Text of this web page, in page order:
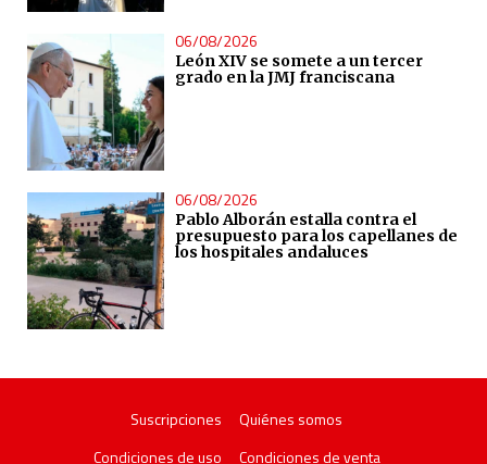
06/08/2026
León XIV se somete a un tercer
grado en la JMJ franciscana
06/08/2026
Pablo Alborán estalla contra el
presupuesto para los capellanes de
los hospitales andaluces
Suscripciones
Quiénes somos
Condiciones de uso
Condiciones de venta